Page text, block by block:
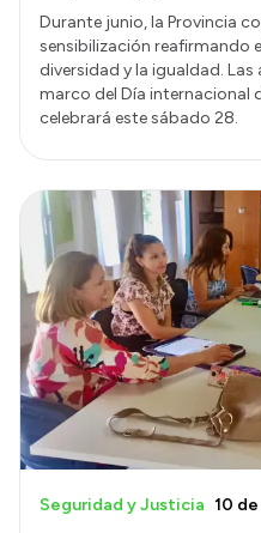
Durante junio, la Provincia
sensibilización reafirmando
diversidad y la igualdad. Las
marco del Día internacional
celebrará este sábado 28.
Seguridad y Justicia 10